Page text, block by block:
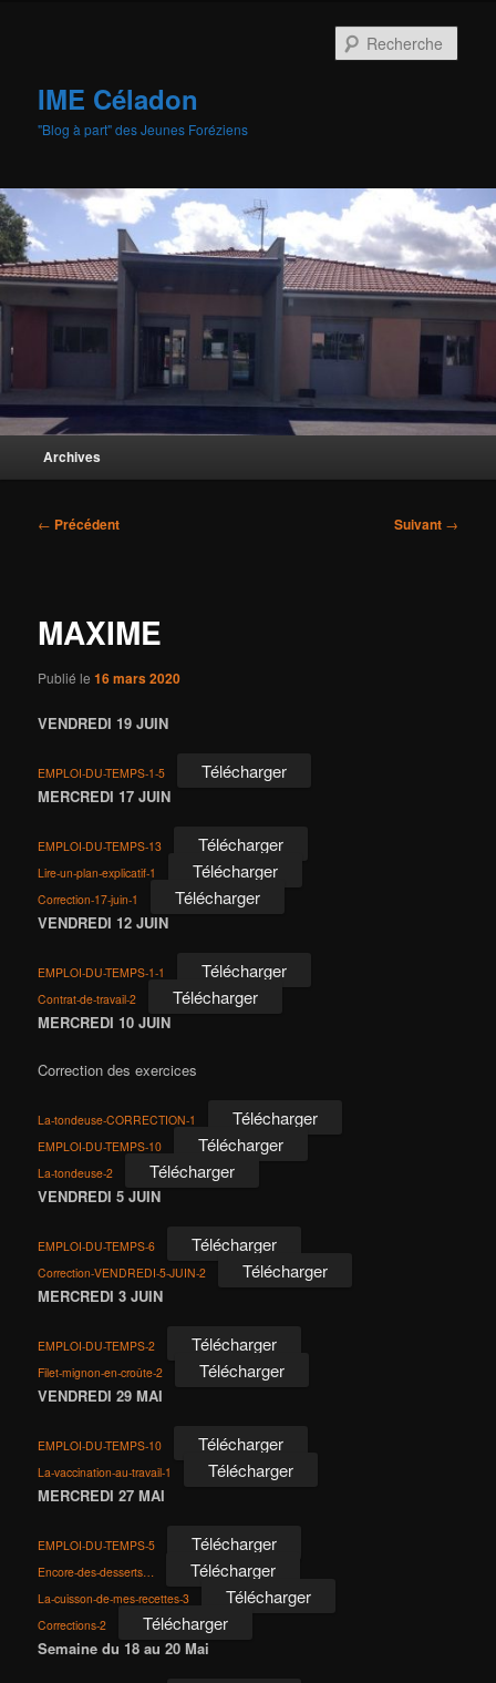
IME Céladon
"Blog à part" des Jeunes Foréziens
Archives
Navigation
← Précédent Suivant →
MAXIME
Publié le16 mars 2020
VENDREDI 19 JUIN
EMPLOI-DU-TEMPS-1-5 Télécharger
MERCREDI 17 JUIN
EMPLOI-DU-TEMPS-13 Télécharger
Lire-un-plan-explicatif-1 Télécharger
Correction-17-juin-1 Télécharger
VENDREDI 12 JUIN
EMPLOI-DU-TEMPS-1-1 Télécharger
Contrat-de-travail-2 Télécharger
MERCREDI 10 JUIN
Correction des exercices
La-tondeuse-CORRECTION-1 Télécharger
EMPLOI-DU-TEMPS-10 Télécharger
La-tondeuse-2 Télécharger
VENDREDI 5 JUIN
EMPLOI-DU-TEMPS-6 Télécharger
Correction-VENDREDI-5-JUIN-2 Télécharger
MERCREDI 3 JUIN
EMPLOI-DU-TEMPS-2 Télécharger
Filet-mignon-en-croûte-2 Télécharger
VENDREDI 29 MAI
EMPLOI-DU-TEMPS-10 Télécharger
La-vaccination-au-travail-1 Télécharger
MERCREDI 27 MAI
EMPLOI-DU-TEMPS-5 Télécharger
Encore-des-desserts… Télécharger
La-cuisson-de-mes-recettes-3 Télécharger
Corrections-2 Télécharger
Semaine du 18 au 20 Mai